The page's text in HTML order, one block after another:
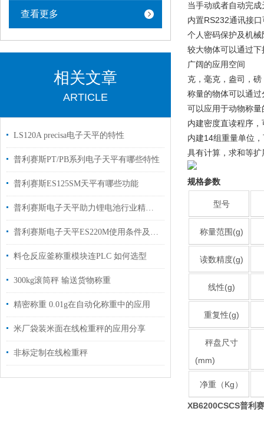
查看更多
相关文章
ARTICLE
LS120A precisa电子天平的特性
普利赛斯PT/PB系列电子天平有哪些特性
普利赛斯ES125SM天平有哪些功能
普利赛斯电子天平助力锂电池行业精准称重
普利赛斯电子天平ES220M使用条件及校准
料仓反应釜称重模块连PLC 如何选型
300kg滚筒秤 输送货物称重
精密称重 0.01g在自动化称重中的应用
米厂袋装米面在线检重秤的应用分享
非标定制在线检重秤
当手动或者自动完
内置RS232通讯接
个人密码保护及机
较大物体可以通过
广阔的应用空间
克，毫克，盎司，
称量的物体可以通
可以应用于动物称量
内建密度直读程序
内建14组重量单位
具有计算，求和等
规格参数
型号
称量范围(g)
读数精度(g)
线性(g)
重复性(g)
秤盘尺寸
(mm)
净重（Kg）
XB6200CSCS普利